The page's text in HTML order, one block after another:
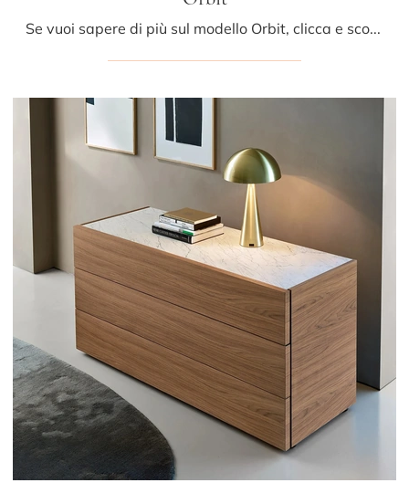
Se vuoi sapere di più sul modello Orbit, clicca e scopri i Comodini e comò Kristalia ideali per la tua camera da letto.